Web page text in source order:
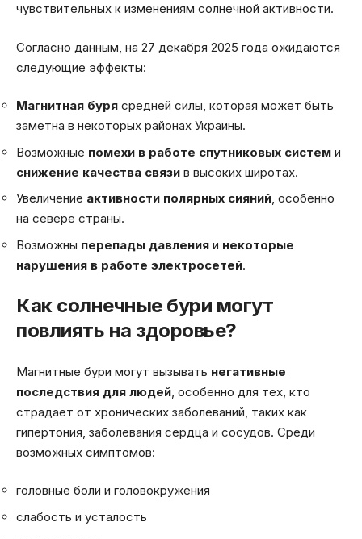
чувствительных к изменениям солнечной активности.
Согласно данным, на 27 декабря 2025 года ожидаются
следующие эффекты:
Магнитная буря средней силы, которая может быть
заметна в некоторых районах Украины.
Возможные помехи в работе спутниковых систем и
снижение качества связи в высоких широтах.
Увеличение активности полярных сияний, особенно
на севере страны.
Возможны перепады давления и некоторые
нарушения в работе электросетей.
Как солнечные бури могут
повлиять на здоровье?
Магнитные бури могут вызывать негативные
последствия для людей, особенно для тех, кто
страдает от хронических заболеваний, таких как
гипертония, заболевания сердца и сосудов. Среди
возможных симптомов:
головные боли и головокружения
слабость и усталость